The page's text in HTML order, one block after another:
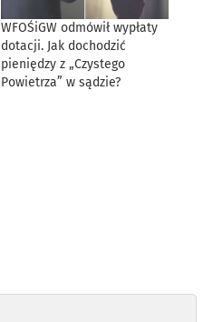
WFOŚiGW odmówił wypłaty
dotacji. Jak dochodzić
pieniędzy z „Czystego
Powietrza” w sądzie?